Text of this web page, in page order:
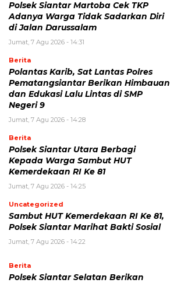
Polsek Siantar Martoba Cek TKP
Adanya Warga Tidak Sadarkan Diri
di Jalan Darussalam
Jumat, 7 Agu 2026 - 14:31
Berita
Polantas Karib, Sat Lantas Polres
Pematangsiantar Berikan Himbauan
dan Edukasi Lalu Lintas di SMP
Negeri 9
Jumat, 7 Agu 2026 - 14:28
Berita
Polsek Siantar Utara Berbagi
Kepada Warga Sambut HUT
Kemerdekaan RI Ke 81
Jumat, 7 Agu 2026 - 14:25
Uncategorized
Sambut HUT Kemerdekaan RI Ke 81,
Polsek Siantar Marihat Bakti Sosial
Jumat, 7 Agu 2026 - 14:22
Berita
Polsek Siantar Selatan Berikan